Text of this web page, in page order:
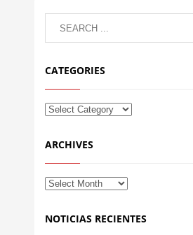
CATEGORIES
ARCHIVES
NOTICIAS RECIENTES